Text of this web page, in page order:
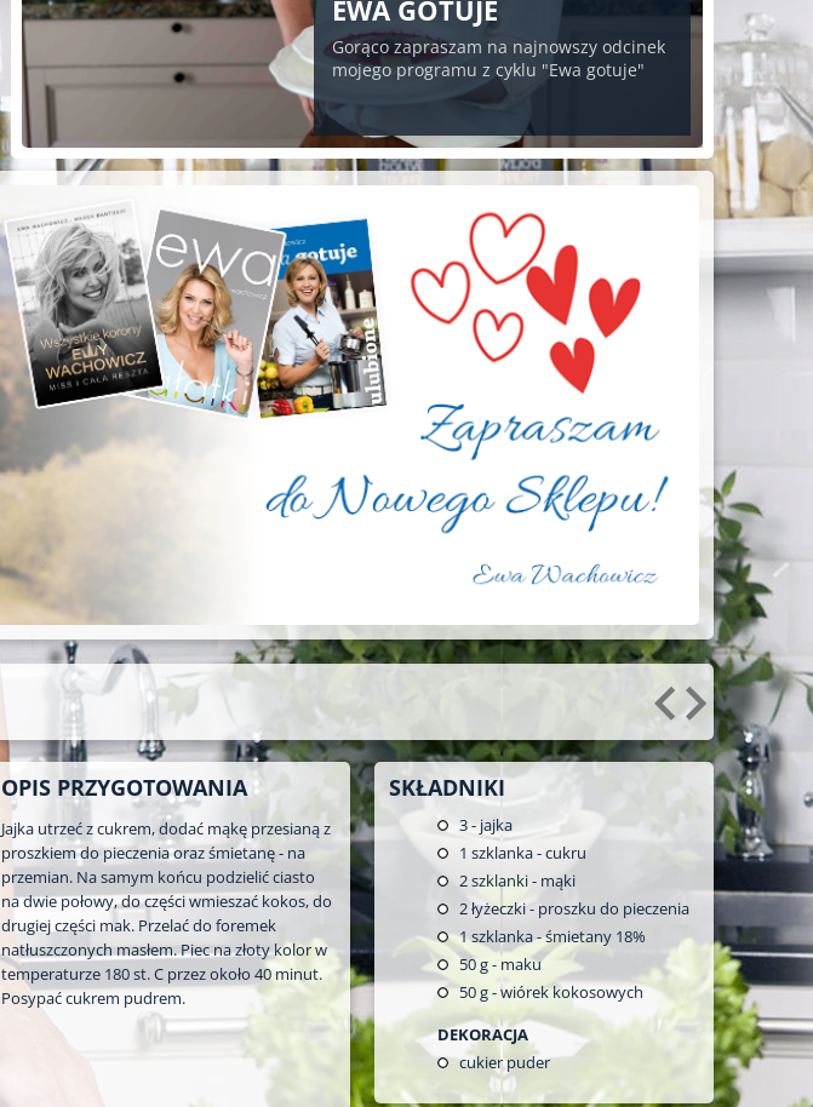
EWA GOTUJE
Gorąco zapraszam na najnowszy odcinek
mojego programu z cyklu "Ewa gotuje"
OPIS PRZYGOTOWANIA
Jajka utrzeć z cukrem, dodać mąkę przesianą z
proszkiem do pieczenia oraz śmietanę - na
przemian. Na samym końcu podzielić ciasto
na dwie połowy, do części wmieszać kokos, do
drugiej części mak. Przelać do foremek
natłuszczonych masłem. Piec na złoty kolor w
temperaturze 180 st. C przez około 40 minut.
Posypać cukrem pudrem.
SKŁADNIKI
3- jajka
1 szklanka - cukru
2szklanki - mąki
2łyżeczki - proszku do pieczenia
1szklanka - śmietany 18%
50g - maku
50g - wiórek kokosowych
DEKORACJA
cukier puder